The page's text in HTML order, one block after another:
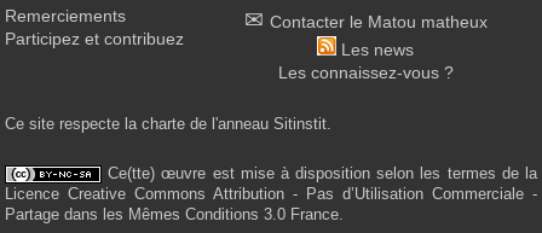
Remerciements
Participez et contribuez
Contacter le Matou matheux
Les news
Les connaissez-vous ?
Ce site respecte la charte de l'anneau Sitinstit.
Ce(tte) œuvre est mise à disposition selon les termes de la
Licence Creative Commons Attribution - Pas d’Utilisation Commerciale -
Partage dans les Mêmes Conditions 3.0 France.